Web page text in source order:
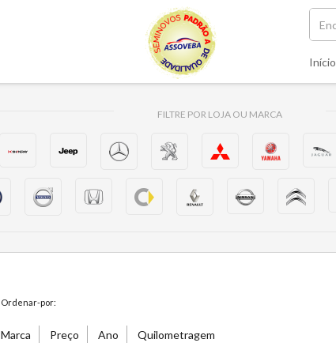
Início
FILTRE POR LOJA OU MARCA
Ordenar-por:
Marca Preço Ano Quilometragem